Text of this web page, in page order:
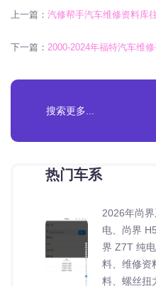
上一篇： 汽修帮手汽车维修资料
下一篇： 2000-2024年福特汽车维
热门车系
2026年尚
电、尚界
界 Z7T 纯
料、维修资
料、螺丝扭